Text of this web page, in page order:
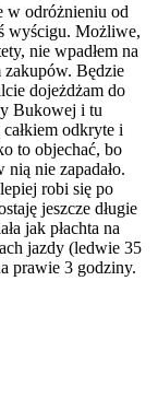
w odróżnieniu od
wyścigu. Możliwe,
nie wpadłem na
zakupów. Będzie
dojeżdżam do
Bukowej i tu
odkryte i
to objechać, bo
nie zapadało.
robi się po
jeszcze długie
jak płachta na
jazdy (ledwie 35
prawie 3 godziny.